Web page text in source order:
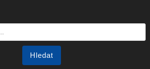
Hledat